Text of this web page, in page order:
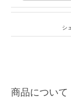
シ
商品について